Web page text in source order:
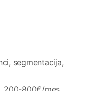
segmentacija,